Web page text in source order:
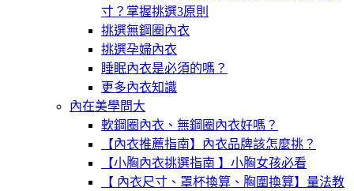
寸？掌握挑選3原則
挑選無鋼圈內衣
挑選孕婦內衣
睡眠內衣是必須的嗎？
更多內衣知識
內在美學問大
軟鋼圈內衣、無鋼圈內衣好嗎？
【內衣推薦指南】內衣品牌該怎麼挑？
【小胸內衣挑選指南 】小胸女孩必看
【 內衣尺寸、罩杯換算、胸圍換算】量法教